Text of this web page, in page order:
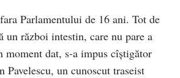
Parlamentului de 16 ani. Tot de
un război intestin, care nu pare a
moment dat, s-a impus cîștigător
Pavelescu, un cunoscut traseist